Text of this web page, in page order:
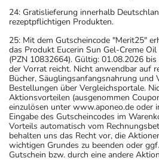
24: Gratislieferung innerhalb
rezeptpflichtigen Produkten.
25: Mit dem Gutscheincode "Merit25"
das Produkt Eucerin Sun Gel-Creme
(PZN 10832664). Gültig: 01.08.2026
der Vorrat reicht. Nicht anwendbar auf
Bücher, Säuglingsanfangsnahrung und
Bestellungen über Vergleichsportale.
Aktionsvorteilen (ausgenommen
einzulösen unter www.aponeo.de oder
Eingabe des Gutscheincodes im
Vorteils automatisch vom
behalten uns das Recht vor, die
wichtigen Grundes zu beenden oder
Gutschein bzw. durch eine andere